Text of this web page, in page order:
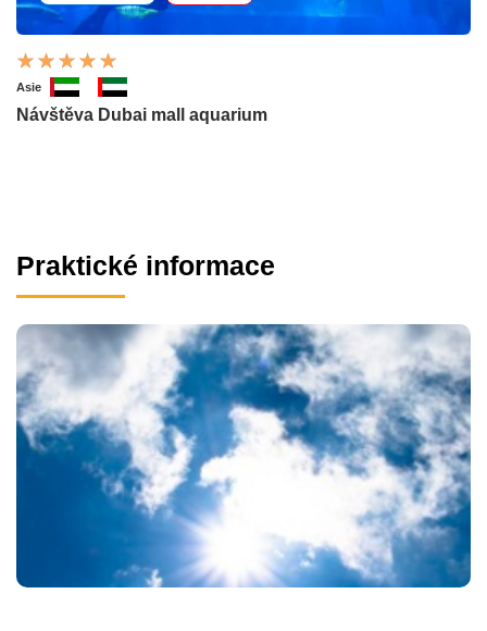
Asie
Návštěva Dubai mall aquarium
Praktické informace